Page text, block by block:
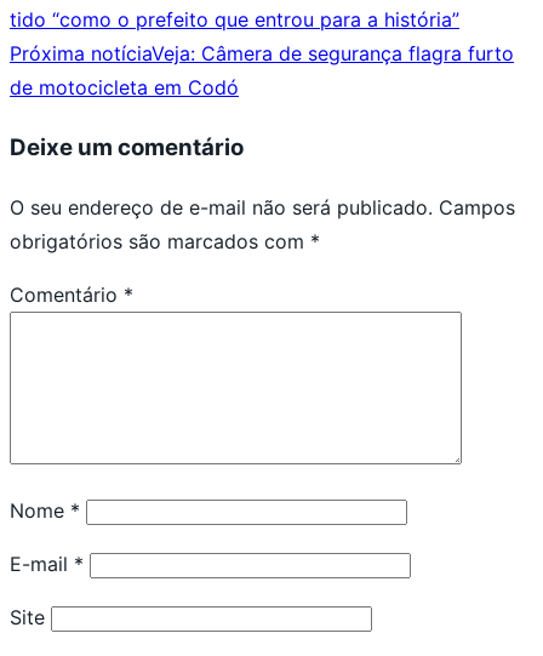
tido “como o prefeito que entrou para a história”
Próxima notíciaVeja: Câmera de segurança flagra furto
de motocicleta em Codó
Deixe um comentário
O seu endereço de e-mail não será publicado. Campos
obrigatórios são marcados com *
Comentário *
Nome *
E-mail *
Site